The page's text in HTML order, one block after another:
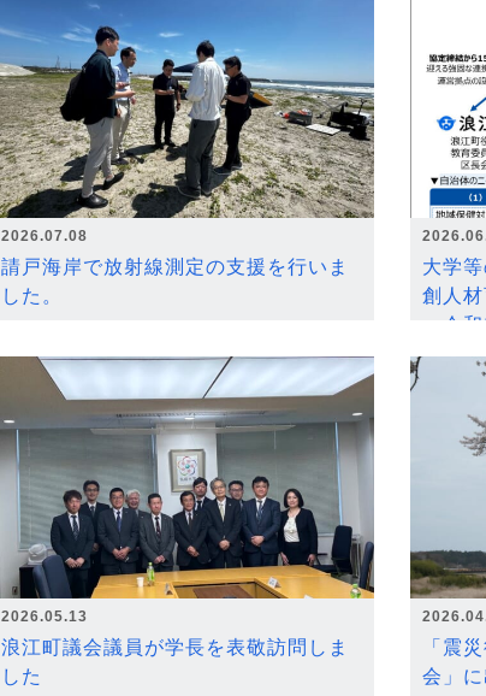
2026.07.08
請戸海岸で放射線測定の支援を行いま
した。
大学
創人
～令
2026.05.13
浪江町議会議員が学長を表敬訪問しま
した
「震
会」